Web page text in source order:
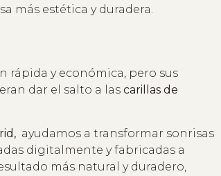
más estética y duradera.
rápida y económica, pero sus
dar el salto a las carillas de
ayudamos a transformar sonrisas
digitalmente y fabricadas a
más natural y duradero,